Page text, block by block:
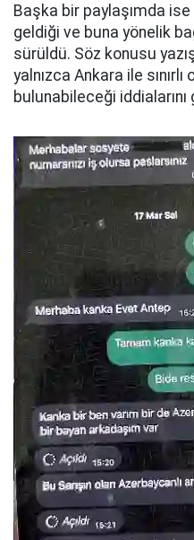
Başka bir paylaşımda ise
geldiği ve buna yönelik
sürüldü. Söz konusu
yalnızca Ankara ile sınırlı
bulunabileceği